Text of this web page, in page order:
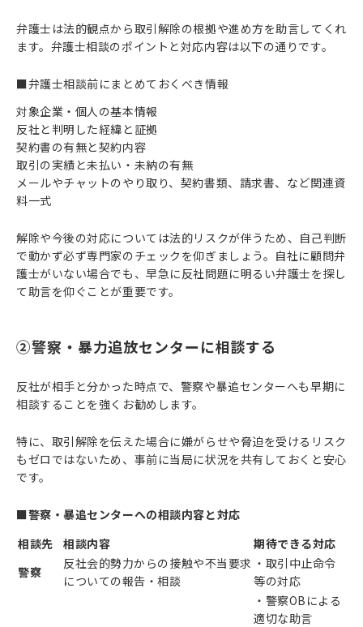
弁護士は法的観点から取引解除の根拠や進め方を助言してくれ
ます。弁護士相談のポイントと対応内容は以下の通りです。
■弁護士相談前にまとめておくべき情報
対象企業・個人の基本情報
反社と判明した経緯と証拠
契約書の有無と契約内容
取引の実績と未払い・未納の有無
メールやチャットのやり取り、契約書類、請求書、など関連資
料一式
解除や今後の対応については法的リスクが伴うため、自己判断
で動かず必ず専門家のチェックを仰ぎましょう。自社に顧問弁
護士がいない場合でも、早急に反社問題に明るい弁護士を探し
て助言を仰ぐことが重要です。
②警察・暴力追放センターに相談する
反社が相手と分かった時点で、警察や暴追センターへも早期に
相談することを強くお勧めします。
特に、取引解除を伝えた場合に嫌がらせや脅迫を受けるリスク
もゼロではないため、事前に当局に状況を共有しておくと安心
です。
■警察・暴追センターへの相談内容と対応
相談先
相談内容
期待できる対応
警察
反社会的勢力からの接触や不当要求
についての報告・相談
・取引中止命令
等の対応
・警察OBによる
適切な助言